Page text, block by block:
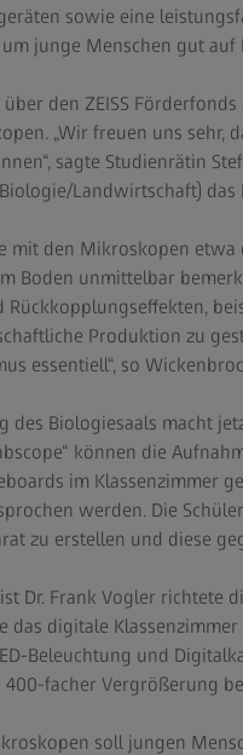
sowie eine
junge Menschen gut
über den ZEISS
„Wir freuen uns
sagte Studienrätin
Landwirtschaft)
mit den Mikroskopen
Boden unmittelbar
Produktion zu
essentiell“, so
des Biologiesaals macht
können die
im Klassenzimmer
werden. Die
zu erstellen und diese
Dr. Frank Vogler
das digitale
Beleuchtung und
facher Vergrößerung
soll jungen